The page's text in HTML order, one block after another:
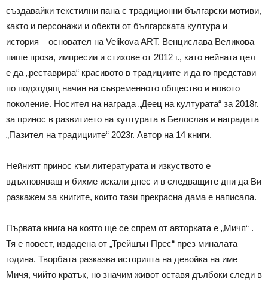
създавайки текстилни пана с традиционни български мотиви,
както и персонажи и обекти от българската култура и
история – основател на Velikova ART. Венцислава Великова
пише проза, импресии и стихове от 2012 г., като нейната цел
е да „реставрира“ красивото в традициите и да го представи
по подходящ начин на съвременното общество и новото
поколение. Носител на награда „Деец на културата“ за 2018г.
за принос в развитието на културата в Белослав и наградата
„Пазител на традициите“ 2023г. Автор на 14 книги.
Нейният принос към литературата и изкуството е
вдъхновяващ и бихме искали днес и в следващите дни да Ви
разкажем за книгите, които тази прекрасна дама е написала.
Първата книга на която ще се спрем от авторката е „Мичя“ .
Тя е повест, издадена от „Трейшън Прес“ през миналата
година. Творбата разказва историята на девойка на име
Мичя, чийто кратък, но значим живот оставя дълбоки следи в